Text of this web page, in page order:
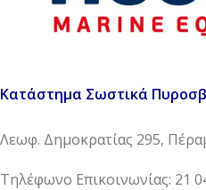
Κατάστημα Σωστικά
Λεωφ. Δημοκρατίας 295,
Τηλέφωνο Επικοινωνίας: 21